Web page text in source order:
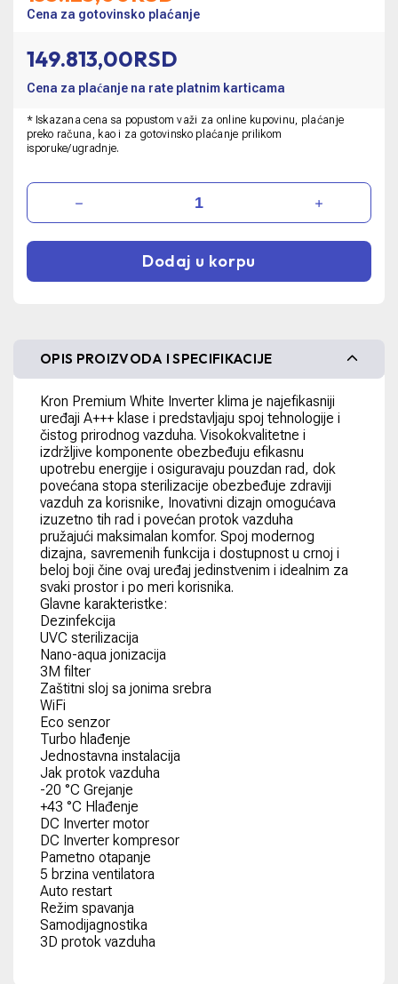
Cena za gotovinsko plaćanje
149.813,00RSD
Cena za plaćanje na rate platnim karticama
* Iskazana cena sa popustom važi za online kupovinu, plaćanje
preko računa, kao i za gotovinsko plaćanje prilikom
isporuke/ugradnje.
Dodaj u korpu
OPIS PROIZVODA I SPECIFIKACIJE
Kron Premium White Inverter klima je najefikasniji
uređaji A+++ klase i predstavljaju spoj tehnologije i
čistog prirodnog vazduha. Visokokvalitetne i
izdržljive komponente obezbeđuju efikasnu
upotrebu energije i osiguravaju pouzdan rad, dok
povećana stopa sterilizacije obezbeđuje zdraviji
vazduh za korisnike, Inovativni dizajn omogućava
izuzetno tih rad i povećan protok vazduha
pružajući maksimalan komfor. Spoj modernog
dizajna, savremenih funkcija i dostupnost u crnoj i
beloj boji čine ovaj uređaj jedinstvenim i idealnim za
svaki prostor i po meri korisnika.
Glavne karakteristke:
Dezinfekcija
UVC sterilizacija
Nano-aqua jonizacija
3M filter
Zaštitni sloj sa jonima srebra
WiFi
Eco senzor
Turbo hlađenje
Jednostavna instalacija
Jak protok vazduha
-20 °C Grejanje
+43 °C Hlađenje
DC Inverter motor
DC Inverter kompresor
Pametno otapanje
5 brzina ventilatora
Auto restart
Režim spavanja
Samodijagnostika
3D protok vazduha